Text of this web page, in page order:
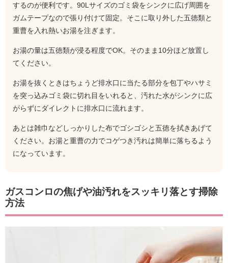
するのが便利です。90Lサイズのゴミ袋をシンクに広げ周囲を
ガムテープなので張り付けて固定。そこに取り外した五徳類と
重曹を入れ熱いお湯を注ぎます。
お湯の量は五徳類が浸る程度でOK。そのまま10分ほど放置し
てください。
お湯を抜くときはちょうど排水口に当たる部分を包丁やハサミ
を突っ込みゴミ袋に切れ目をいれると、汚れた水がシンクに広
がらずにダイレクトに排水口に流れます。
あとは雑巾などしっかりした布でゴシゴシと五徳を拭きあげて
ください。お湯と重曹の力でコゲつき汚れは簡単に落ちるよう
になっています。
ガスコンロの焦げや油汚れをスッキリ落とす掃除
方法